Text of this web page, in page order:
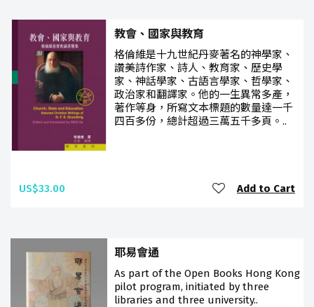
教會、國家與教育
格倫維是十九世紀丹麥著名的神學家、
讚美詩作家、詩人、教育家、歷史學
家、神話學家、古語言學家、哲學家、
政治家和翻譯家。他的一生異常多產，
著作等身，所寫文本標題的數量達一千
四百多份，總計超過三萬五千多頁。..
US$33.00 Add to Cart
耶易會通
As part of the Open Books Hong Kong
pilot program, initiated by three
libraries and three university..